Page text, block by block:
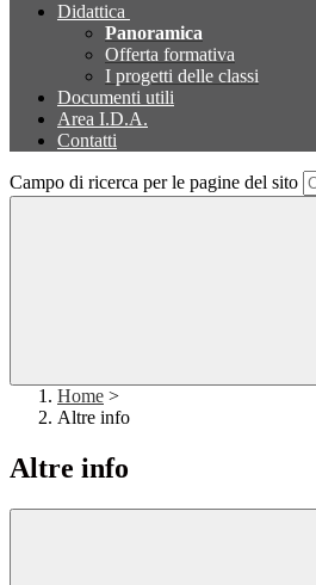
Didattica
Panoramica
Offerta formativa
I progetti delle classi
Documenti utili
Area I.D.A.
Contatti
Campo di ricerca per le pagine del sito
Home >
Altre info
Altre info